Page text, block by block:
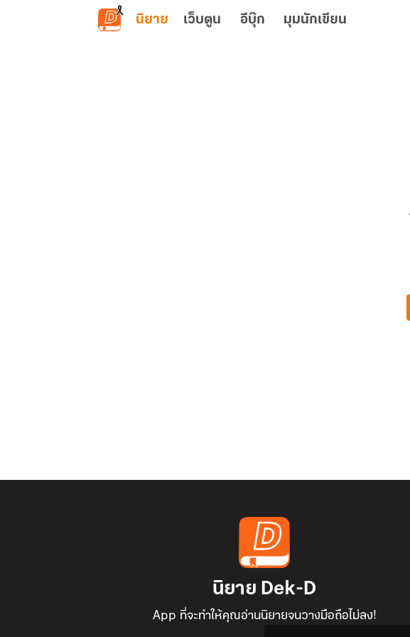
ข้ามไปยังเนื้อหาหลัก
นิยาย เว็บตูน อีบุ๊ก มุมนักเขียน
นิยาย Dek-D
App ที่จะทำให้คุณอ่านนิยายจนวางมือถือไม่ลง!